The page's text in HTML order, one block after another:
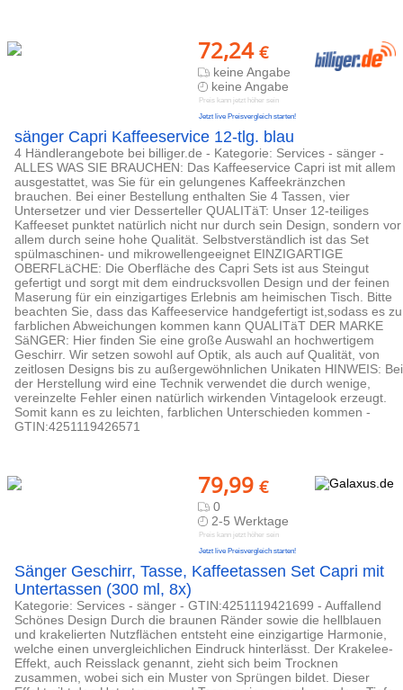
72,24 €
keine Angabe
keine Angabe
Preis kann jetzt höher sein
Jetzt live Preisvergleich starten!
sänger Capri Kaffeeservice 12-tlg. blau
4 Händlerangebote bei billiger.de - Kategorie: Services - sänger -
ALLES WAS SIE BRAUCHEN: Das Kaffeeservice Capri ist mit allem
ausgestattet, was Sie für ein gelungenes Kaffeekränzchen
brauchen. Bei einer Bestellung enthalten Sie 4 Tassen, vier
Untersetzer und vier Desserteller QUALITäT: Unser 12-teiliges
Kaffeeset punktet natürlich nicht nur durch sein Design, sondern vor
allem durch seine hohe Qualität. Selbstverständlich ist das Set
spülmaschinen- und mikrowellengeeignet EINZIGARTIGE
OBERFLäCHE: Die Oberfläche des Capri Sets ist aus Steingut
gefertigt und sorgt mit dem eindrucksvollen Design und der feinen
Maserung für ein einzigartiges Erlebnis am heimischen Tisch. Bitte
beachten Sie, dass das Kaffeeservice handgefertigt ist,sodass es zu
farblichen Abweichungen kommen kann QUALITäT DER MARKE
SäNGER: Hier finden Sie eine große Auswahl an hochwertigem
Geschirr. Wir setzen sowohl auf Optik, als auch auf Qualität, von
zeitlosen Designs bis zu außergewöhnlichen Unikaten HINWEIS: Bei
der Herstellung wird eine Technik verwendet die durch wenige,
vereinzelte Fehler einen natürlich wirkenden Vintagelook erzeugt.
Somit kann es zu leichten, farblichen Unterschieden kommen -
GTIN:4251119426571
79,99 €
0
2-5 Werktage
Preis kann jetzt höher sein
Jetzt live Preisvergleich starten!
Sänger Geschirr, Tasse, Kaffeetassen Set Capri mit
Untertassen (300 ml, 8x)
Kategorie: Services - sänger - GTIN:4251119421699 - Auffallend
Schönes Design Durch die braunen Ränder sowie die hellblauen
und krakelierten Nutzflächen entsteht eine einzigartige Harmonie,
welche einen unvergleichlichen Eindruck hinterlässt. Der Krakelee-
Effekt, auch Reisslack genannt, zieht sich beim Trocknen
zusammen, wobei sich ein Muster von Sprüngen bildet. Dieser